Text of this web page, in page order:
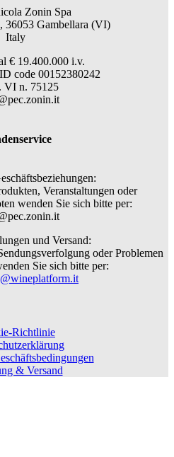
Zonin Spa
36053 Gambellara (VI)
Italy
€ 19.400.000 i.v.
code 00152380242
VI n. 75125
Veranstaltungen oder
wenden Sie sich bitte per:
und Versand:
oder Problemen
Sie sich bitte per:
Richtlinie
& Versand